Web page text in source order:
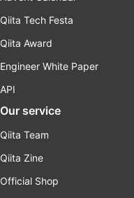
Qiita Tech Festa
Qiita Award
Engineer White Paper
API
Our service
Qiita Team
Qiita Zine
Official Shop